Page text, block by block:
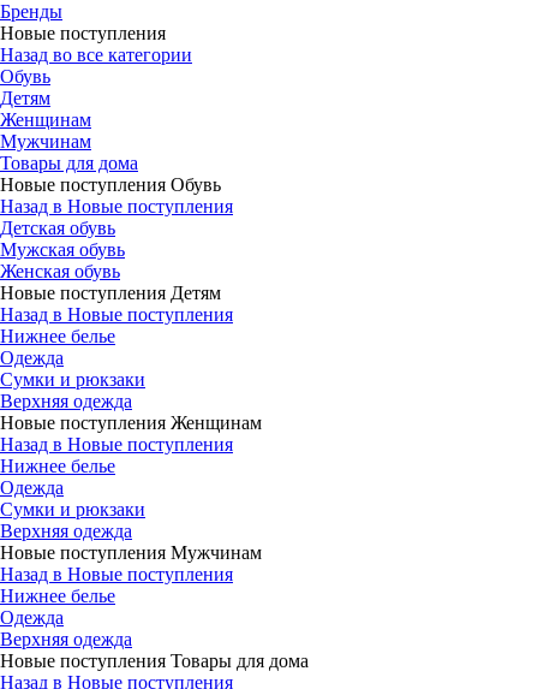
Бренды
Новые поступления
Назад во все категории
Обувь
Детям
Женщинам
Мужчинам
Товары для дома
Новые поступления Обувь
Назад в Новые поступления
Детская обувь
Мужская обувь
Женская обувь
Новые поступления Детям
Назад в Новые поступления
Нижнее белье
Одежда
Сумки и рюкзаки
Верхняя одежда
Новые поступления Женщинам
Назад в Новые поступления
Нижнее белье
Одежда
Сумки и рюкзаки
Верхняя одежда
Новые поступления Мужчинам
Назад в Новые поступления
Нижнее белье
Одежда
Верхняя одежда
Новые поступления Товары для дома
Назад в Новые поступления